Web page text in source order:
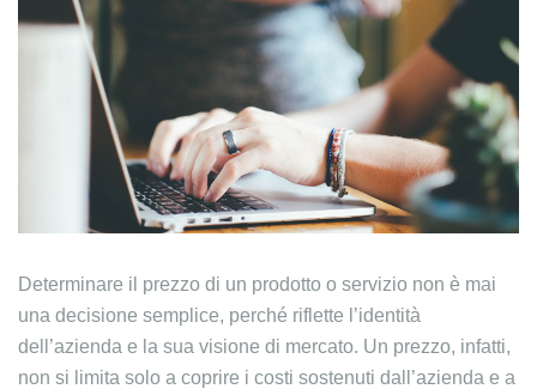
Determinare il prezzo di un prodotto o servizio non è mai
una decisione semplice, perché riflette l’identità
dell’azienda e la sua visione di mercato. Un prezzo, infatti,
non si limita solo a coprire i costi sostenuti dall’azienda e a